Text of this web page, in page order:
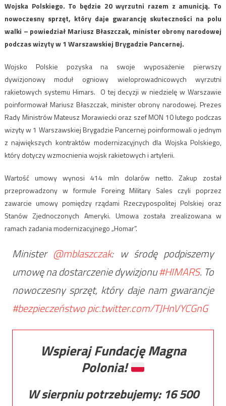
Wojska Polskiego. To będzie 20 wyrzutni razem z amunicją. To
nowoczesny sprzęt, który daje gwarancję skuteczności na polu
walki – powiedział Mariusz Błaszczak, minister obrony narodowej
podczas wizyty w 1 Warszawskiej Brygadzie Pancernej.
Wojsko Polskie pozyska na swoje wyposażenie pierwszy
dywizjonowy moduł ogniowy wieloprowadnicowych wyrzutni
rakietowych systemu Himars. O tej decyzji w niedzielę w Warszawie
poinformował Mariusz Błaszczak, minister obrony narodowej. Prezes
Rady Ministrów Mateusz Morawiecki oraz szef MON 10 lutego podczas
wizyty w 1 Warszawskiej Brygadzie Pancernej poinformowali o jednym
z największych kontraktów modernizacyjnych dla Wojska Polskiego,
który dotyczy wzmocnienia wojsk rakietowych i artylerii.
Wartość umowy wynosi 414 mln dolarów netto. Zakup został
przeprowadzony w formule Foreing Military Sales czyli poprzez
zawarcie umowy pomiędzy rządami Rzeczypospolitej Polskiej oraz
Stanów Zjednoczonych Ameryki. Umowa została zrealizowana w
ramach zadania modernizacyjnego „Homar”.
Minister @mblaszczak: w środę podpiszemy
umowę na dostarczenie dywizjonu#HIMARS. To
nowoczesny sprzęt, który daje nam gwarancje
#bezpieczeństwopic.twitter.com/TJHnVYCGnG
Wspieraj Fundację Magna
Polonia!
W sierpniu potrzebujemy: 16 500